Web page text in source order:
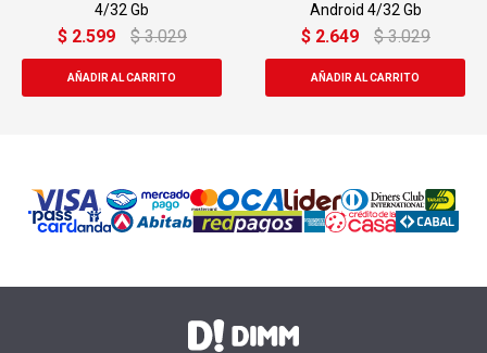
4/32 Gb
$ 2.599 $ 3.029
Android 4/32 Gb
$ 2.649 $ 3.029